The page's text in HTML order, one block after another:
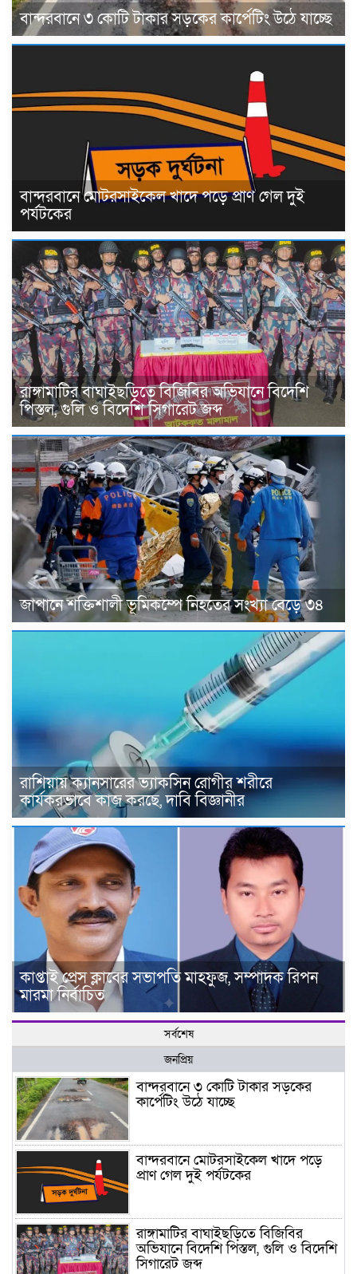
বান্দরবানে ৩ কোটি টাকার সড়কের কার্পেটিং উঠে যাচ্ছে
বান্দরবানে মোটরসাইকেল খাদে পড়ে প্রাণ গেল দুই
পর্যটকের
রাঙ্গামাটির বাঘাইছড়িতে বিজিবির অভিযানে বিদেশি
পিস্তল, গুলি ও বিদেশি সিগারেট জব্দ
জাপানে শক্তিশালী ভূমিকম্পে নিহতের সংখ্যা বেড়ে ৩৪
রাশিয়ায় ক্যানসারের ভ্যাকসিন রোগীর শরীরে
কার্যকরভাবে কাজ করছে, দাবি বিজ্ঞানীর
কাপ্তাই প্রেস ক্লাবের সভাপতি মাহফুজ, সম্পাদক রিপন
মারমা নির্বাচিত
সর্বশেষ
জনপ্রিয়
বান্দরবানে ৩ কোটি টাকার সড়কের
কার্পেটিং উঠে যাচ্ছে
বান্দরবানে মোটরসাইকেল খাদে পড়ে
প্রাণ গেল দুই পর্যটকের
রাঙ্গামাটির বাঘাইছড়িতে বিজিবির
অভিযানে বিদেশি পিস্তল, গুলি ও বিদেশি
সিগারেট জব্দ